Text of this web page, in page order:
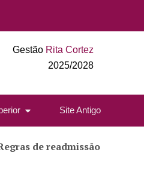
Gestão Rita Cortez
2025/2028
Site Antigo
de readmissão